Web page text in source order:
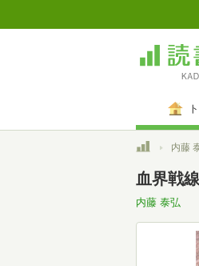
トップ内藤
血界戦
内藤 泰弘